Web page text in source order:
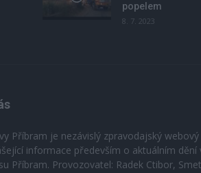
popelem
8. 7. 2023
Příbram je nezávislý zpravodajský
informace především o aktuálním dění
Příbram. Provozovatel: Radek Ctibor,